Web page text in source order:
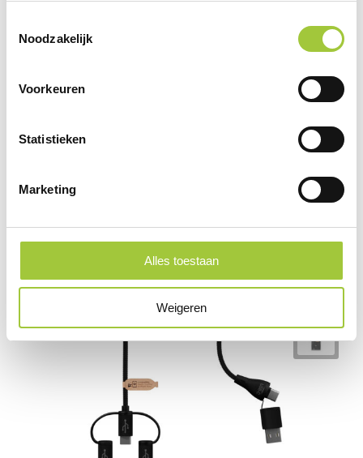
Noodzakelijk
Voorkeuren
Statistieken
Marketing
Alles toestaan
Weigeren
×
Gerelateerde producten